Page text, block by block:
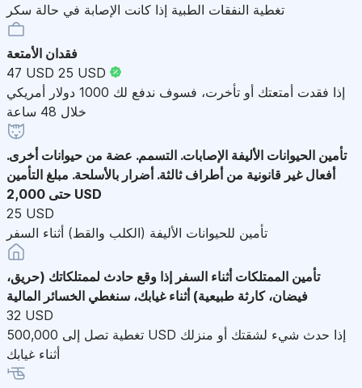
تغطية النفقات الطبية إذا كانت الإصابة في حالة سكر
فقدان الأمتعة
47 USD 25 USD
إذا فقدت أمتعتك أو تأخرت، فسوف ندفع لك 1000 دولار أمريكي
خلال 48 ساعة
تأمين الحيوانات الأليفة الإصابات. التسمم. عضة من حيوانات أخرى.
أفعال غير قانونية من أطراف ثالثة. أضرار بالأسلحة. مبلغ التأمين
حتى 2,000 USD
25 USD
تأمين للحيوانات الأليفة (الكلب والقط) أثناء السفر
تأمين الممتلكات أثناء السفر إذا وقع حادث لممتلكاتك (حريق،
فيضان، كارثة طبيعية) أثناء غيابك، سنغطي الخسائر المالية
32 USD
تغطية تصل إلى 500,000 USD إذا حدث شيء لشقتك أو منزلك
أثناء غيابك